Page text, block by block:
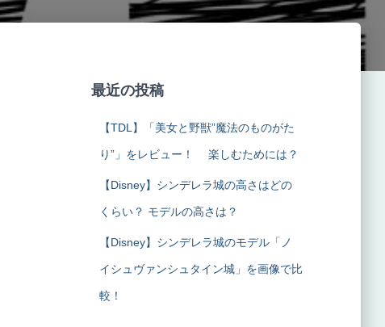
最近の投稿
【TDL】「美女と野獣”魔法のものがた
り”」をレビュー！ 楽しむためには？
【Disney】シンデレラ城の高さはどの
くらい？ モデルの高さは？
【Disney】シンデレラ城のモデル「ノ
イシュヴァンシュタイン城」を画像で比
較！